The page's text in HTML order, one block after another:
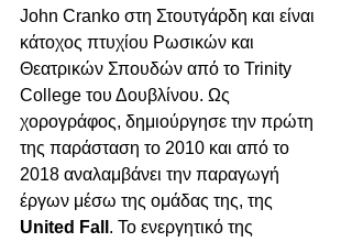
John Cranko στη Στουτγάρδη και είναι
κάτοχος πτυχίου Ρωσικών και
Θεατρικών Σπουδών από το Trinity
College του Δουβλίνου. Ως
χορογράφος, δημιούργησε την πρώτη
της παράσταση το 2010 και από το
2018 αναλαμβάνει την παραγωγή
έργων μέσω της ομάδας της, της
United Fall . Το ενεργητικό της